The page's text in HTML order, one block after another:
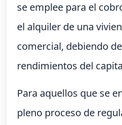
se emplee para el
el alquiler de una
comercial, debiendo
rendimientos del
Para aquellos que se
pleno proceso de